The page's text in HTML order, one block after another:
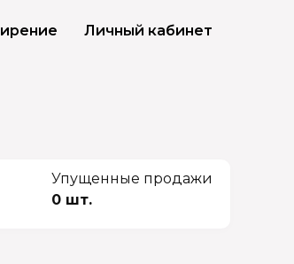
Личный кабинет
Упущенные продажи
0 шт.